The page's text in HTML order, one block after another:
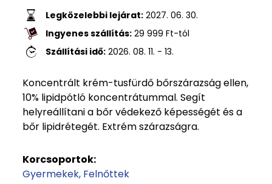
Legközelebbi lejárat: 2027. 06. 30.
Ingyenes szállítás: 29 999 Ft-tól
Szállítási idő: 2026. 08. 11. - 13.
Koncentrált krém-tusfürdő bőrszárazság ellen,
10% lipidpótló koncentrátummal. Segít
helyreállítani a bőr védekező képességét és a
bőr lipidrétegét. Extrém szárazságra.
Korcsoportok:
Gyermekek Felnőttek